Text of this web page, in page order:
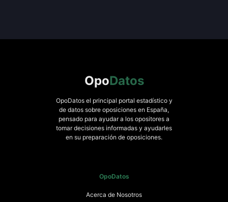
OpoDatos
OpoDatos el principal portal estadístico y
de datos sobre oposiciones en España,
pensado para ayudar a los opositores a
tomar decisiones informadas y ayudarles
en su preparación de oposiciones.
OpoDatos
Acerca de Nosotros